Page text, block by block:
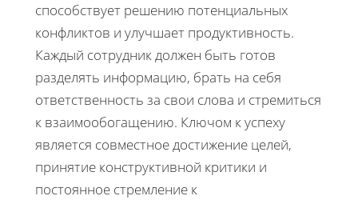
способствует решению потенциальных
конфликтов и улучшает продуктивность.
Каждый сотрудник должен быть готов
разделять информацию, брать на себя
ответственность за свои слова и стремиться
к взаимообогащению. Ключом к успеху
является совместное достижение целей,
принятие конструктивной критики и
постоянное стремление к